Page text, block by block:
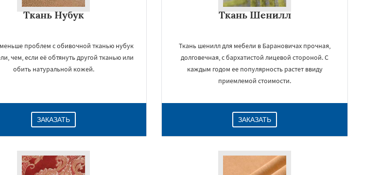
Ткань Нубук
проблем с обивочной тканью нубук
чем, если её обтянуть другой тканью или
обить натуральной кожей.
ЗАКАЗАТЬ
Ткань Шенилл
Ткань шенилл для мебели в Барановичах прочная,
долговечная, с бархатистой лицевой стороной. С
каждым годом ее популярность растет ввиду
приемлемой стоимости.
ЗАКАЗАТЬ